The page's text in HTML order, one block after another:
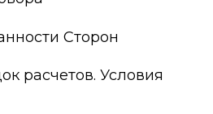
Сторон
расчетов. Условия